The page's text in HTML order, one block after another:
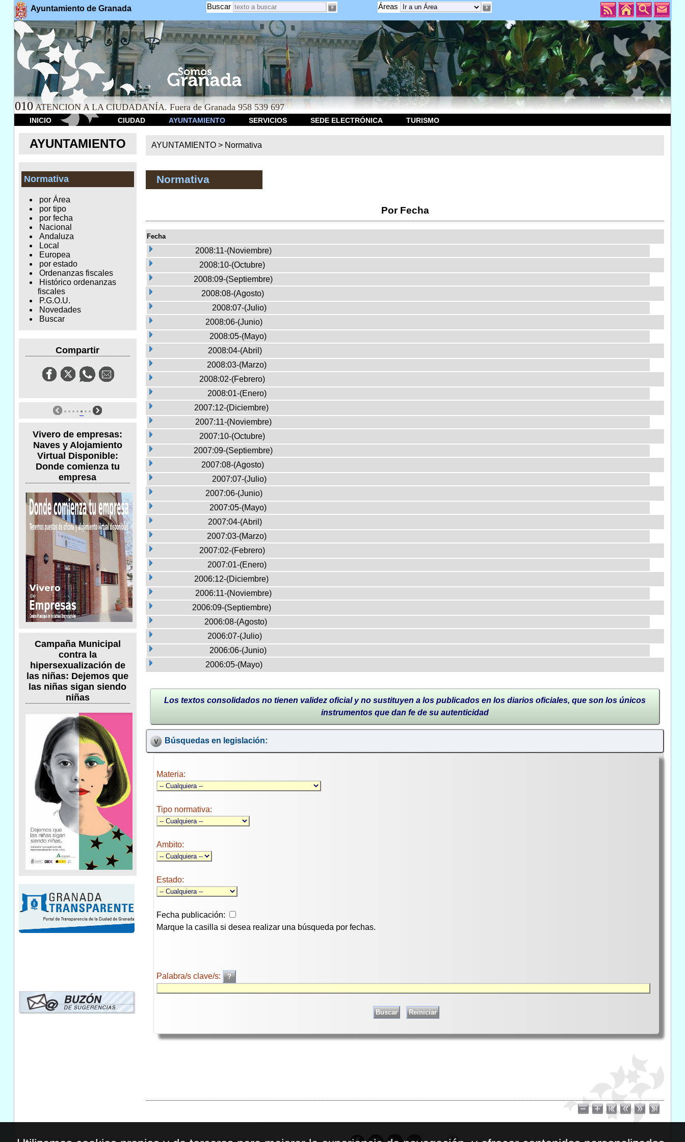
Ayuntamiento de Granada Áreas
Buscar
010 ATENCION A LA CIUDADANÍA. Fuera de Granada 958 539 697
INICIO CIUDAD AYUNTAMIENTO SERVICIOS SEDE ELECTRÓNICA TURISMO
AYUNTAMIENTO
Normativa
por Área
por tipo
por fecha
Nacional
Andaluza
Local
Europea
por estado
Ordenanzas fiscales
Histórico ordenanzas
fiscales
P.G.O.U.
Novedades
Buscar
Compartir
Vivero de empresas:
Naves y Alojamiento
Virtual Disponible:
Donde comienza tu
empresa
Campaña Municipal
contra la
hipersexualización de
las niñas: Dejemos que
las niñas sigan siendo
niñas
AYUNTAMIENTO > Normativa
Normativa
Por Fecha
Fecha
2008:11-(Noviembre)
2008:10-(Octubre)
2008:09-(Septiembre)
2008:08-(Agosto)
2008:07-(Julio)
2008:06-(Junio)
2008:05-(Mayo)
2008:04-(Abril)
2008:03-(Marzo)
2008:02-(Febrero)
2008:01-(Enero)
2007:12-(Diciembre)
2007:11-(Noviembre)
2007:10-(Octubre)
2007:09-(Septiembre)
2007:08-(Agosto)
2007:07-(Julio)
2007:06-(Junio)
2007:05-(Mayo)
2007:04-(Abril)
2007:03-(Marzo)
2007:02-(Febrero)
2007:01-(Enero)
2006:12-(Diciembre)
2006:11-(Noviembre)
2006:09-(Septiembre)
2006:08-(Agosto)
2006:07-(Julio)
2006:06-(Junio)
2006:05-(Mayo)
Los textos consolidados no tienen validez oficial y no sustituyen a los publicados en los diarios oficiales, que son los únicos
instrumentos que dan fe de su autenticidad
Búsquedas en legislación:
Materia:
Tipo normativa:
Ambito:
Estado:
Fecha publicación:
Marque la casilla si desea realizar una búsqueda por fechas.
Palabra/s clave/s: